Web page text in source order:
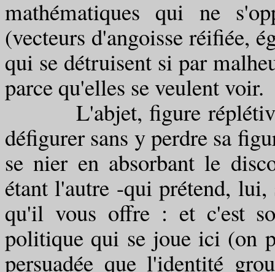
mathématiques qui ne
(vecteurs d'angoisse réifiée,
qui se détruisent si par
parce qu'elles se veulent voir.
L'abjet, figure réplétive
défigurer sans y perdre sa
se nier en absorbant le
étant l'autre -qui prétend,
qu'il vous offre : et c'est
politique qui se joue ici (on
persuadée que l'identité